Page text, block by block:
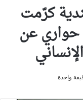
كرّمت
حواري عن
واحدة